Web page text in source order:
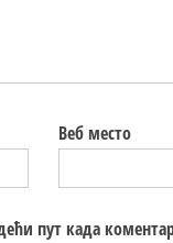
Веб место
пут када